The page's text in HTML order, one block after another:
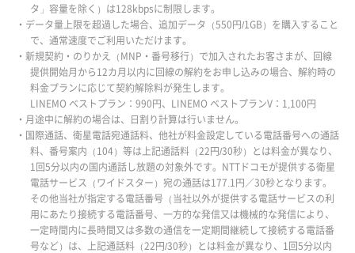
タ」容量を除く）は128kbpsに制限します。
・データ量上限を超過した場合、追加データ（550円/1GB）を購入すること
で、通常速度でご利用いただけます。
・新規契約・のりかえ（MNP・番号移行）で加入されたお客さまが、回線
提供開始月から12カ月以内に回線の解約をお申し込みの場合、解約時の
料金プランに応じて契約解除料が発生します。
LINEMO ベストプラン：990円、LINEMO ベストプランV：1,100円
・月途中に解約の場合は、日割り計算は行いません。
・国際通話、衛星電話宛通話料、他社が料金設定している電話番号への通話
料、番号案内（104）等は上記通話料（22円/30秒）とは料金が異なり、
1回5分以内の国内通話し放題の対象外です。NTTドコモが提供する衛星
電話サービス（ワイドスター）宛の通話は177.1円／30秒となります。
その他当社が指定する電話番号（当社以外が提供する電話サービスの利
用にあたり接続する電話番号、一方的な発信又は機械的な発信により、
一定時間内に長時間又は多数の通信を一定期間継続して接続する電話番
号など）は、上記通話料（22円/30秒）とは料金が異なり、1回5分以内